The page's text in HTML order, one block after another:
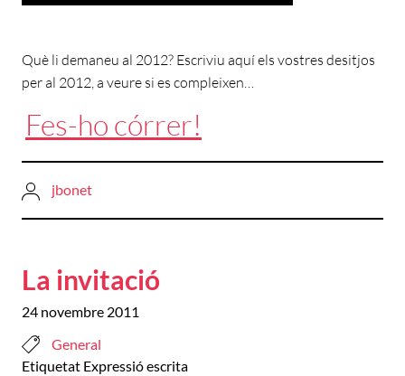
Què li demaneu al 2012? Escriviu aquí els vostres desitjos
per al 2012, a veure si es compleixen…
Fes-ho córrer!
jbonet
La invitació
24 novembre 2011
General
Etiquetat Expressió escrita